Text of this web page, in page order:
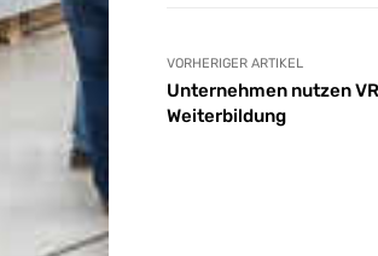
VORHERIGER ARTIKEL
Unternehmen nutzen
Weiterbildung